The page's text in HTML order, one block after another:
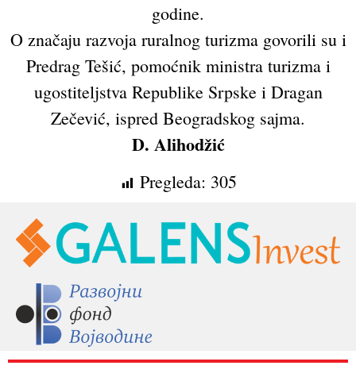
godine.
O značaju razvoja ruralnog turizma govorili su i
Predrag Tešić, pomoćnik ministra turizma i
ugostiteljstva Republike Srpske i Dragan
Zečević, ispred Beogradskog sajma.
D. Alihodžić
Pregleda: 305
RAZNO